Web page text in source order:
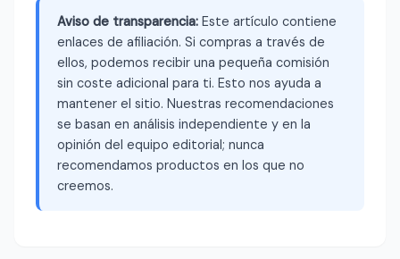
Aviso de transparencia: Este artículo contiene
enlaces de afiliación. Si compras a través de
ellos, podemos recibir una pequeña comisión
sin coste adicional para ti. Esto nos ayuda a
mantener el sitio. Nuestras recomendaciones
se basan en análisis independiente y en la
opinión del equipo editorial; nunca
recomendamos productos en los que no
creemos.